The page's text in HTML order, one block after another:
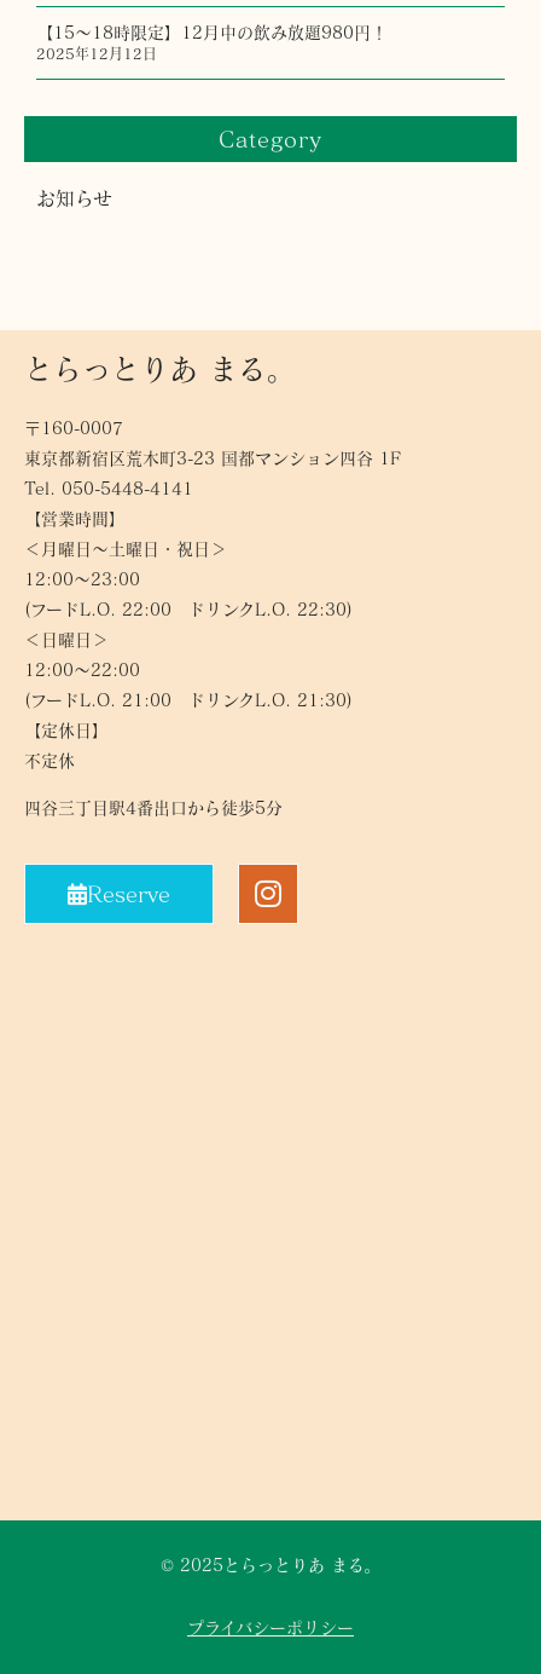
【15〜18時限定】12月中の飲み放題980円！
2025年12月12日
Category
お知らせ
とらっとりあ まる。
〒160-0007
東京都新宿区荒木町3-23 国都マンション四谷 1F
Tel. 050-5448-4141
【営業時間】
＜月曜日〜土曜日・祝日＞
12:00～23:00
(フードL.O. 22:00 ドリンクL.O. 22:30)
＜日曜日＞
12:00～22:00
(フードL.O. 21:00 ドリンクL.O. 21:30)
【定休日】
不定休
四谷三丁目駅4番出口から徒歩5分
Reserve
© 2025とらっとりあ まる。
プライバシーポリシー